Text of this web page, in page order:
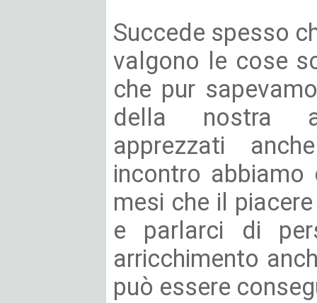
Succede spesso
valgono le cose
che pur
della nostra
apprezzati
incontro
mesi che il
e parlarci di
arricchimento
può essere